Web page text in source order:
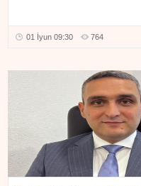
01 İyun 09:30 764